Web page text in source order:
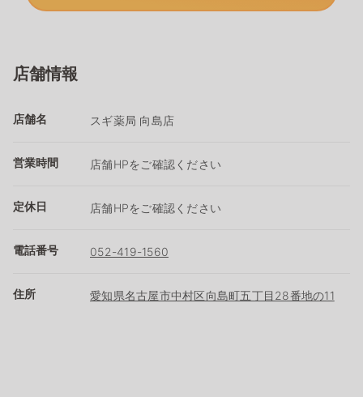
店舗情報
店舗名 スギ薬局 向島店
営業時間 店舗HPをご確認ください
定休日 店舗HPをご確認ください
電話番号 052-419-1560
住所 愛知県名古屋市中村区向島町五丁目28番地の11